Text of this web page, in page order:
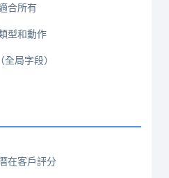
合所有
型和動作
局字段）
在客戶評分